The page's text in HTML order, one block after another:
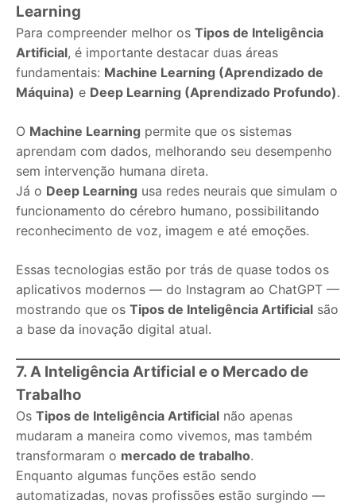
Learning
Para compreender melhor os Tipos de Inteligência
Artificial, é importante destacar duas áreas
fundamentais: Machine Learning (Aprendizado de
Máquina) e Deep Learning (Aprendizado Profundo).
O Machine Learning permite que os sistemas
aprendam com dados, melhorando seu desempenho
sem intervenção humana direta.
Já o Deep Learning usa redes neurais que simulam o
funcionamento do cérebro humano, possibilitando
reconhecimento de voz, imagem e até emoções.
Essas tecnologias estão por trás de quase todos os
aplicativos modernos — do Instagram ao ChatGPT —
mostrando que os Tipos de Inteligência Artificial são
a base da inovação digital atual.
7. A Inteligência Artificial e o Mercado de
Trabalho
Os Tipos de Inteligência Artificial não apenas
mudaram a maneira como vivemos, mas também
transformaram o mercado de trabalho.
Enquanto algumas funções estão sendo
automatizadas, novas profissões estão surgindo —